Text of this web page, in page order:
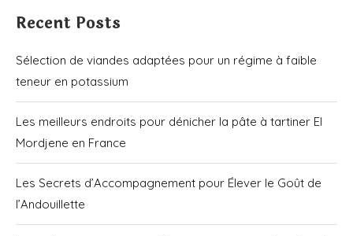
Recent Posts
Sélection de viandes adaptées pour un régime à faible
teneur en potassium
Les meilleurs endroits pour dénicher la pâte à tartiner El
Mordjene en France
Les Secrets d’Accompagnement pour Élever le Goût de
l’Andouillette